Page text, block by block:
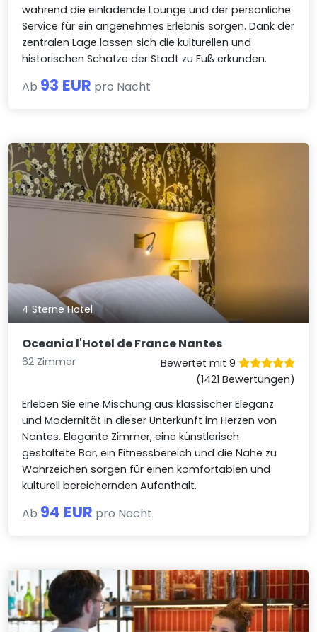
während die einladende Lounge und der persönliche
Service für ein angenehmes Erlebnis sorgen. Dank der
zentralen Lage lassen sich die kulturellen und
historischen Schätze der Stadt zu Fuß erkunden.
Ab 93 EUR pro Nacht
4 Sterne Hotel
Oceania l'Hotel de France Nantes
62 Zimmer
Bewertet mit 9
(1421 Bewertungen)
Erleben Sie eine Mischung aus klassischer Eleganz
und Modernität in dieser Unterkunft im Herzen von
Nantes. Elegante Zimmer, eine künstlerisch
gestaltete Bar, ein Fitnessbereich und die Nähe zu
Wahrzeichen sorgen für einen komfortablen und
kulturell bereichernden Aufenthalt.
Ab 94 EUR pro Nacht